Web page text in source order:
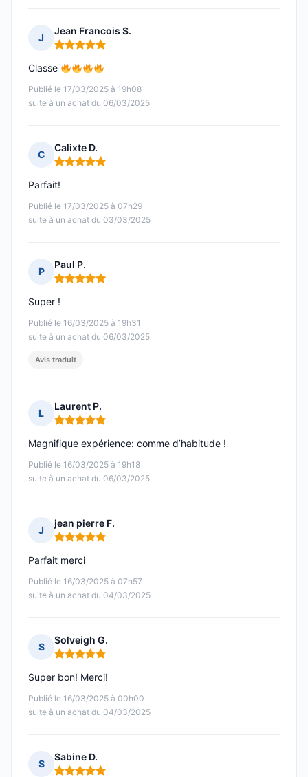
J
Jean Francois S.
Note : 5 sur 5
Publié le 17/03/2025 à 19h08
suite à un achat du 06/03/2025
Classe
C
Calixte D.
Note : 5 sur 5
Publié le 17/03/2025 à 07h29
suite à un achat du 03/03/2025
Parfait!
P
Paul P.
Note : 5 sur 5
Publié le 16/03/2025 à 19h31
suite à un achat du 06/03/2025
Super !
Avis traduit
L
Laurent P.
Note : 5 sur 5
Publié le 16/03/2025 à 19h18
suite à un achat du 06/03/2025
Magnifique expérience: comme d’habitude !
J
jean pierre F.
Note : 5 sur 5
Publié le 16/03/2025 à 07h57
suite à un achat du 04/03/2025
Parfait merci
S
Solveigh G.
Note : 5 sur 5
Publié le 16/03/2025 à 00h00
suite à un achat du 04/03/2025
Super bon! Merci!
S
Sabine D.